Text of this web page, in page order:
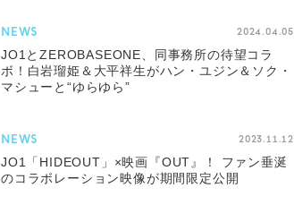
NEWS 2024.04.05
JO1とZEROBASEONE、同事務所の待望コラ
ボ！白岩瑠姫＆大平祥生がハン・ユジン＆ソク・
マシューと“ゆらゆら”
NEWS 2023.11.12
JO1「HIDEOUT」×映画『OUT』！ ファン垂涎
のコラボレーション映像が期間限定公開